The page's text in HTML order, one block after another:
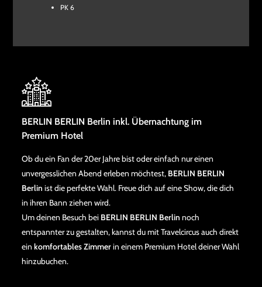
PK 6
BERLIN BERLIN Berlin inkl. Übernachtung im
Premium Hotel
Ob du ein Fan der 20er Jahre bist oder einfach nur einen
unvergesslichen Abend erleben möchtest, BERLIN BERLIN
Berlin ist die perfekte Wahl. Freue dich auf eine Show, die dich
in ihren Bann ziehen wird.
Um deinen Besuch bei BERLIN BERLIN Berlin noch
entspannter zu gestalten, kannst du mit Travelcircus auch direkt
ein komfortables Zimmerin einem Premium Hotel deiner Wahl
hinzubuchen.